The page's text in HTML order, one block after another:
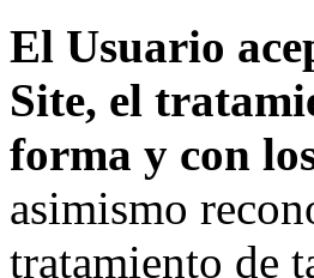
El Usuario
Site, el
forma y con
asimismo
tratamiento de